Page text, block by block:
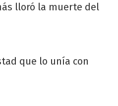
lloró la muerte del
que lo unía con